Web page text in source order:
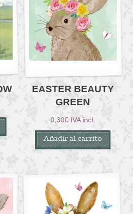
EASTER BEAUTY
GREEN
0,30€ IVA incl.
Añadir al carrito